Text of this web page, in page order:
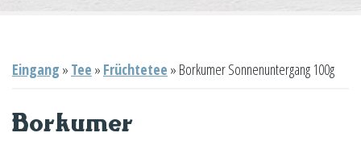
Eingang » Tee » Früchtetee » Borkumer Sonnenuntergang 100g
Borkumer